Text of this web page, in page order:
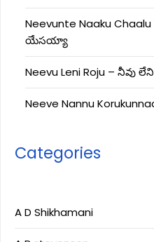
Neevunte Naaku
యేసయ్యా
Neevu Leni Roju – నీవు
Neeve Nannu
Categories
A D Shikhamani